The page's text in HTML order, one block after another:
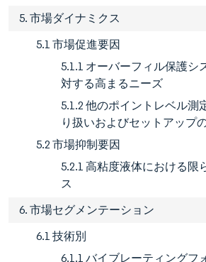
5. 市場ダイナミクス
5.1 市場促進要因
5.1.1 オーバーフィル保護シ
対する高まるニーズ
5.1.2 他のポイントレベル測
り扱いおよびセットアップ
5.2 市場抑制要因
5.2.1 高粘度液体における限
ス
6. 市場セグメンテーション
6.1 技術別
6.1.1 バイブレーティングフ